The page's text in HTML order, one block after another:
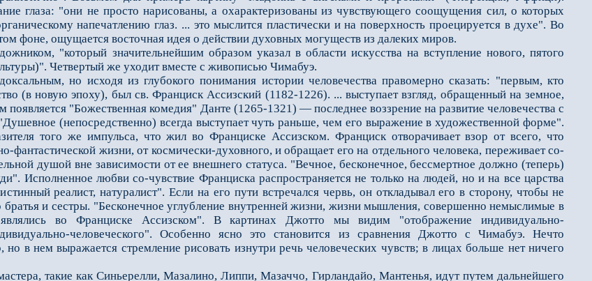
глаза: "они не просто нарисованы, а охарактеризованы из чувствующего соощущения сил, о которых
напечатлению глаз. ... это мыслится пластически и на поверхность проецируется в духе". Во
фоне, ощущается восточная идея о действии духовных могуществ из далеких миров.
"который значительнейшим образом указал в области искусства на вступление нового, пятого
Четвертый же уходит вместе с живописью Чимабуэ.
но исходя из глубокого понимания истории человечества правомерно сказать: "первым, кто
(в новую эпоху), был св. Франциск Ассизский (1182-1226). ... выступает взгляд, обращенный на земное,
появляется "Божественная комедия" Данте (1265-1321) — последнее воззрение на развитие человечества с
(непосредственно) всегда выступает чуть раньше, чем его выражение в художественной форме".
того же импульса, что жил во Франциске Ассизском. Франциск отворачивает взор от всего, что
фантастической жизни, от космически-духовного, и обращает его на отдельного человека, переживает со-
душой вне зависимости от ее внешнего статуса. "Вечное, бесконечное, бессмертное должно (теперь)
Исполненное любви со-чувствие Франциска распространяется не только на людей, но и на все царства
реалист, натуралист". Если на его пути встречался червь, он откладывал его в сторону, чтобы не
братья и сестры. "Бесконечное углубление внутренней жизни, жизни мышления, совершенно немыслимые в
во Франциске Ассизском". В картинах Джотто мы видим "отображение индивидуально-
человеческого". Особенно ясно это становится из сравнения Джотто с Чимабуэ. Нечто
в нем выражается стремление рисовать изнутри речь человеческих чувств; в лицах больше нет ничего
такие как Синьерелли, Мазалино, Липпи, Мазаччо, Гирландайо, Мантенья, идут путем дальнейшего